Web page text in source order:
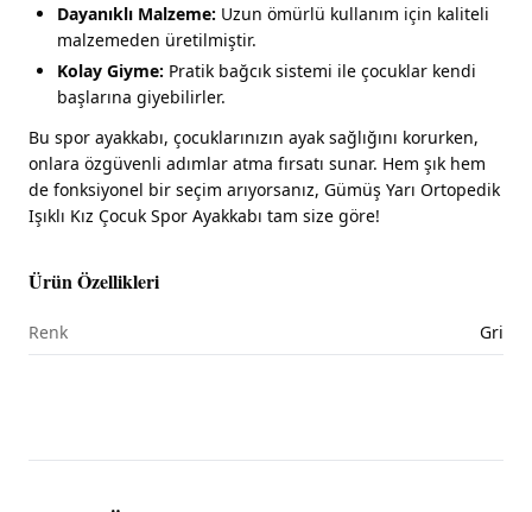
Dayanıklı Malzeme: Uzun ömürlü kullanım için kaliteli
malzemeden üretilmiştir.
Kolay Giyme: Pratik bağcık sistemi ile çocuklar kendi
başlarına giyebilirler.
Bu spor ayakkabı, çocuklarınızın ayak sağlığını korurken,
onlara özgüvenli adımlar atma fırsatı sunar. Hem şık hem
de fonksiyonel bir seçim arıyorsanız, Gümüş Yarı Ortopedik
Işıklı Kız Çocuk Spor Ayakkabı tam size göre!
Ürün Özellikleri
Renk Gri